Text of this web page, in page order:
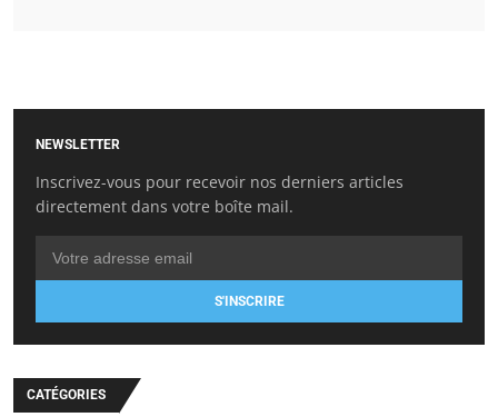
NEWSLETTER
Inscrivez-vous pour recevoir nos derniers articles
directement dans votre boîte mail.
S'INSCRIRE
CATÉGORIES